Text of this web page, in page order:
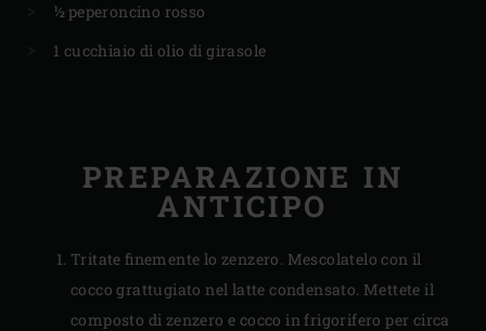
½ peperoncino rosso
1 cucchiaio di olio di girasole
PREPARAZIONE IN
ANTICIPO
Tritate finemente lo zenzero. Mescolatelo con il
cocco grattugiato nel latte condensato. Mettete il
composto di zenzero e cocco in frigorifero per circa